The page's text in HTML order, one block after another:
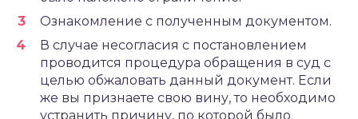
Ознакомление с полученным документом.
В случае несогласия с постановлением
проводится процедура обращения в суд с
целью обжаловать данный документ. Если
же вы признаете свою вину, то необходимо
устранить причину, по которой было